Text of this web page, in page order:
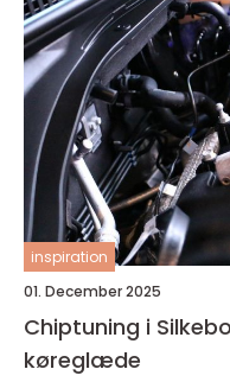
inspiration
01. December 2025
Chiptuning i
køreglæde